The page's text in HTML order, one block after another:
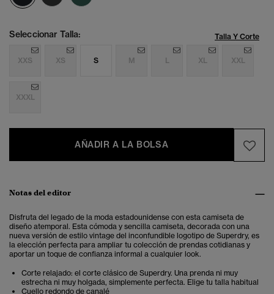
Seleccionar Talla: Talla Y Corte
XXS XS S M L XL XXL
XXXL
AÑADIR A LA BOLSA
Notas del editor
Disfruta del legado de la moda estadounidense con esta camiseta de
diseño atemporal. Esta cómoda y sencilla camiseta, decorada con una
nueva versión de estilo vintage del inconfundible logotipo de Superdry, es
la elección perfecta para ampliar tu colección de prendas cotidianas y
aportar un toque de confianza informal a cualquier look.
Corte relajado: el corte clásico de Superdry. Una prenda ni muy
estrecha ni muy holgada, simplemente perfecta. Elige tu talla habitual
Cuello redondo de canalé